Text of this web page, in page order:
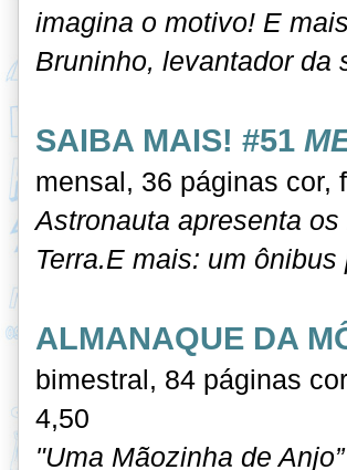
imagina o motivo! E
Bruninho, levantador da
SAIBA MAIS! #51
mensal, 36 páginas cor,
Astronauta apresenta
Terra.E mais: um
ALMANAQUE DA
bimestral, 84 páginas
4,50
"Uma Mãozinha de